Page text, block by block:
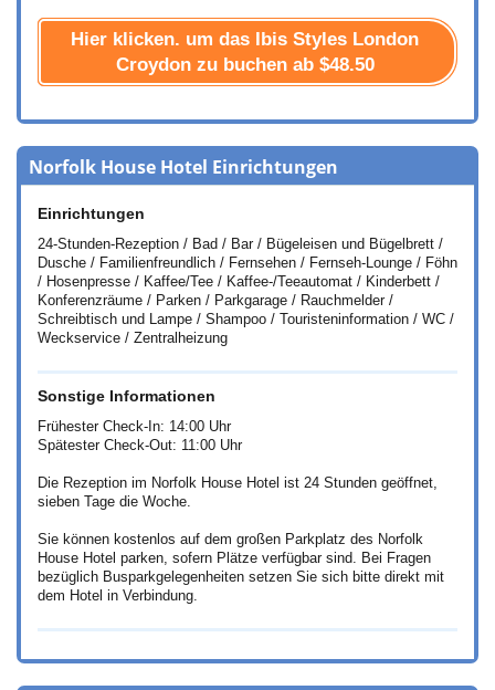
Hier klicken. um das Ibis Styles London
Croydon zu buchen ab $48.50
Norfolk House Hotel Einrichtungen
Einrichtungen
24-Stunden-Rezeption / Bad / Bar / Bügeleisen und Bügelbrett /
Dusche / Familienfreundlich / Fernsehen / Fernseh-Lounge / Föhn
/ Hosenpresse / Kaffee/Tee / Kaffee-/Teeautomat / Kinderbett /
Konferenzräume / Parken / Parkgarage / Rauchmelder /
Schreibtisch und Lampe / Shampoo / Touristeninformation / WC /
Weckservice / Zentralheizung
Sonstige Informationen
Frühester Check-In: 14:00 Uhr
Spätester Check-Out: 11:00 Uhr
Die Rezeption im Norfolk House Hotel ist 24 Stunden geöffnet,
sieben Tage die Woche.
Sie können kostenlos auf dem großen Parkplatz des Norfolk
House Hotel parken, sofern Plätze verfügbar sind. Bei Fragen
bezüglich Busparkgelegenheiten setzen Sie sich bitte direkt mit
dem Hotel in Verbindung.